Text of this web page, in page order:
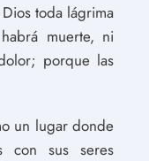
toda lágrima
muerte, ni
porque las
un lugar donde
con sus seres